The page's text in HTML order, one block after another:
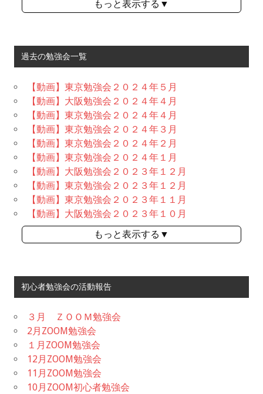
もっと表示する▼
過去の勉強会一覧
【動画】東京勉強会２０２４年５月
【動画】大阪勉強会２０２４年４月
【動画】東京勉強会２０２４年４月
【動画】東京勉強会２０２４年３月
【動画】東京勉強会２０２４年２月
【動画】東京勉強会２０２４年１月
【動画】大阪勉強会２０２３年１２月
【動画】東京勉強会２０２３年１２月
【動画】東京勉強会２０２３年１１月
【動画】大阪勉強会２０２３年１０月
もっと表示する▼
初心者勉強会の活動報告
３月 ＺＯＯＭ勉強会
2月ZOOM勉強会
１月ZOOM勉強会
12月ZOOM勉強会
11月ZOOM勉強会
10月ZOOM初心者勉強会